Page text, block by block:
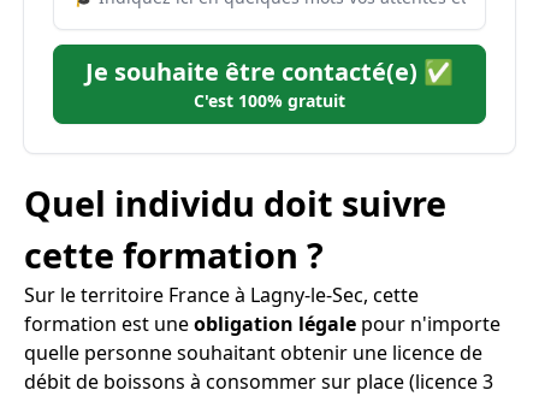
Je souhaite être contacté(e) ✅
C'est 100% gratuit
Quel individu doit suivre
cette formation ?
Sur le territoire France à Lagny-le-Sec, cette
formation est uneobligation légale pour n'importe
quelle personne souhaitant obtenir une licence de
débit de boissons à consommer sur place (licence 3